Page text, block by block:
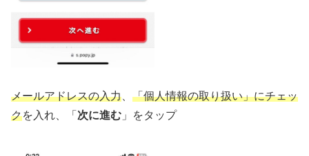
メールアドレスの入力、 「個人情報の取り扱い」にチェッ
クを入れ、「 次に進む 」をタップ